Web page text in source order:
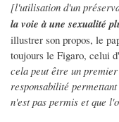
[l'utilisation d'un
la voie à une sexualité
illustrer son propos, le
toujours le Figaro, celui
cela peut être un
responsabilité
n'est pas permis et que